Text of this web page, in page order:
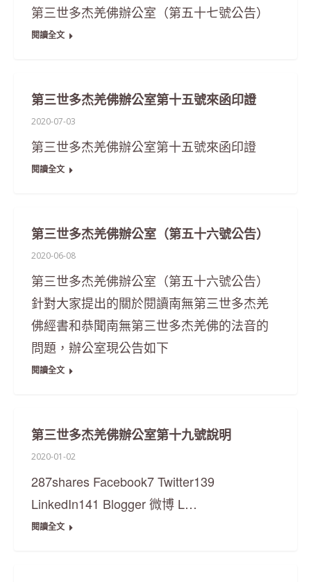
第三世多杰羌佛辦公室（第五十七號公告）
閱讀全文
第三世多杰羌佛辦公室第十五號來函印證
2020-07-03
第三世多杰羌佛辦公室第十五號來函印證
閱讀全文
第三世多杰羌佛辦公室（第五十六號公告）
2020-06-08
第三世多杰羌佛辦公室（第五十六號公告）
針對大家提出的關於閱讀南無第三世多杰羌
佛經書和恭聞南無第三世多杰羌佛的法音的
問題，辦公室現公告如下
閱讀全文
第三世多杰羌佛辦公室第十九號說明
2020-01-02
287shares Facebook7 Twitter139
LinkedIn141 Blogger 微博 L…
閱讀全文